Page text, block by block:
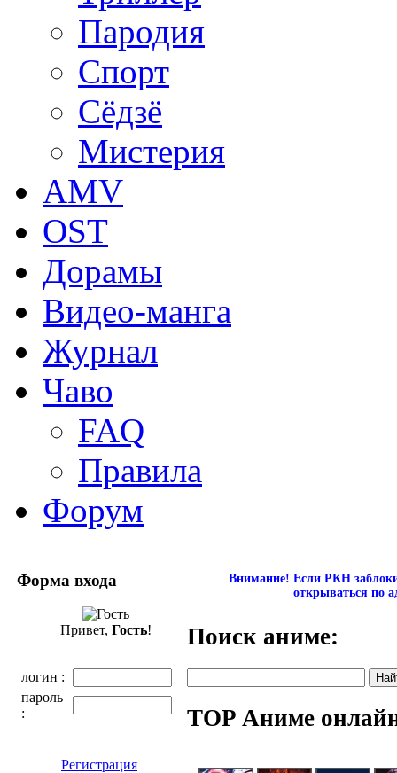
Пародия
Спорт
Сёдзё
Мистерия
AMV
OST
Дорамы
Видео-манга
Журнал
Чаво
FAQ
Правила
Форум
Форма входа
Привет, Гость!
логин :
пароль
:
Регистрация
Внимание! Если РКН
открываться по
Поиск аниме:
TOP Аниме